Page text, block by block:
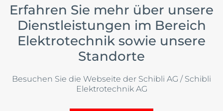
Erfahren Sie mehr über unsere
Dienstleistungen im Bereich
Elektrotechnik sowie unsere
Standorte
Besuchen Sie die Webseite der Schibli AG / Schibli
Elektrotechnik AG